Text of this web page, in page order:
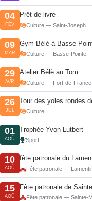
04
FÉV
Prêt de livre
Culture — Saint-Joseph
09
MAR
Gym Bèlè à Basse-
Culture — Basse-Pointe
29
AVR
Atelier Bélè au Tom
Culture — Fort-de-France
26
JUL
Tour des yoles rondes
Culture
01
AOÛ
Trophée Yvon Lutbert
Sport
10
AOÛ
fête patronale du
Fête patronale —
15
AOÛ
Fête patronale de
Fête patronale — Sainte-